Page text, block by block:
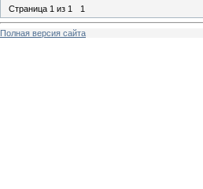
Страница 1 из 1 1
Полная версия сайта